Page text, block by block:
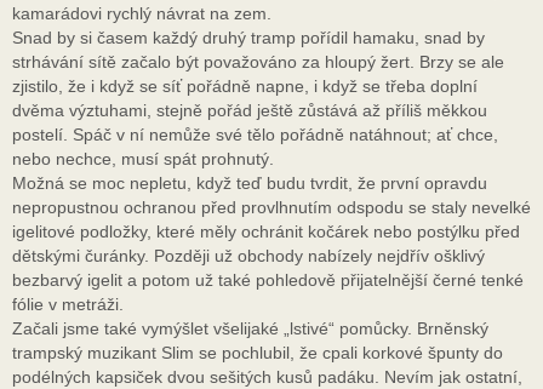
kamarádovi rychlý návrat na zem.
Snad by si časem každý druhý tramp pořídil hamaku, snad by
strhávání sítě začalo být považováno za hloupý žert. Brzy se ale
zjistilo, že i když se síť pořádně napne, i když se třeba doplní
dvěma výztuhami, stejně pořád ještě zůstává až příliš měkkou
postelí. Spáč v ní nemůže své tělo pořádně natáhnout; ať chce,
nebo nechce, musí spát prohnutý.
Možná se moc nepletu, když teď budu tvrdit, že první opravdu
nepropustnou ochranou před provlhnutím odspodu se staly nevelké
igelitové podložky, které měly ochránit kočárek nebo postýlku před
dětskými čuránky. Později už obchody nabízely nejdřív ošklivý
bezbarvý igelit a potom už také pohledově přijatelnější černé tenké
fólie v metráži.
Začali jsme také vymýšlet všelijaké „lstivé“ pomůcky. Brněnský
trampský muzikant Slim se pochlubil, že cpali korkové špunty do
podélných kapsiček dvou sešitých kusů padáku. Nevím jak ostatní,